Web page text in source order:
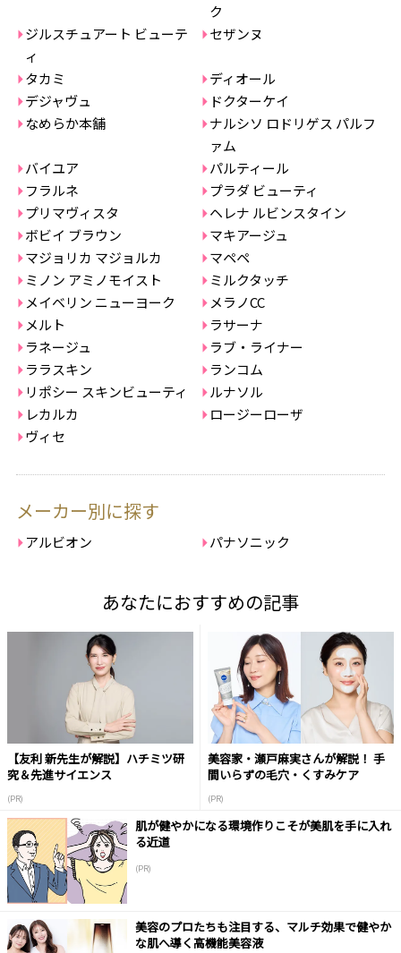
ク
ジルスチュアート ビューテ
ィ
セザンヌ
タカミ
ディオール
デジャヴュ
ドクターケイ
なめらか本舗
ナルシソ ロドリゲス パルフ
ァム
バイユア
パルティール
フラルネ
プラダ ビューティ
プリマヴィスタ
ヘレナ ルビンスタイン
ボビイ ブラウン
マキアージュ
マジョリカ マジョルカ
マペペ
ミノン アミノモイスト
ミルクタッチ
メイベリン ニューヨーク
メラノCC
メルト
ラサーナ
ラネージュ
ラブ・ライナー
ララスキン
ランコム
リポシー スキンビューティ
ルナソル
レカルカ
ロージーローザ
ヴィセ
メーカー別に探す
アルビオン パナソニック
あなたにおすすめの記事
【友利 新先生が解説】ハチミツ研
究＆先進サイエンス
(PR)
美容家・瀬戸麻実さんが解説！ 手
間いらずの毛穴・くすみケア
(PR)
肌が健やかになる環境作りこそが美肌を手に入れ
る近道
(PR)
美容のプロたちも注目する、マルチ効果で健やか
な肌へ導く高機能美容液